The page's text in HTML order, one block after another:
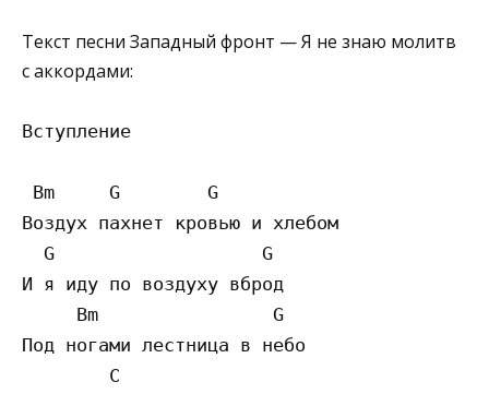
Текст песни Западный фронт — Я не знаю молитв
с аккордами:
Вступление
Bm     G        G
Воздух пахнет кровью и хлебом
  G                   G
И я иду по воздуху вброд
     Bm                G
Под ногами лестница в небо
        C